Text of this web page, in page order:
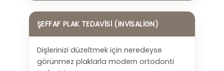
TEDAVILER
ÜCRET POLITIKAMIZ
ŞEFFAF PLAK TEDAVISI (INVISALIGN)
Dişlerinizi düzeltmek için neredeyse
görünmez plaklarla modern ortodonti